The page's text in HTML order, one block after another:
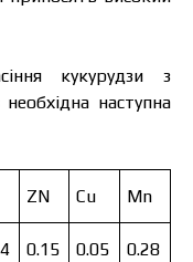
кукурудзи з
наступна
ZN Cu Mn
0.15 0.05
0.28